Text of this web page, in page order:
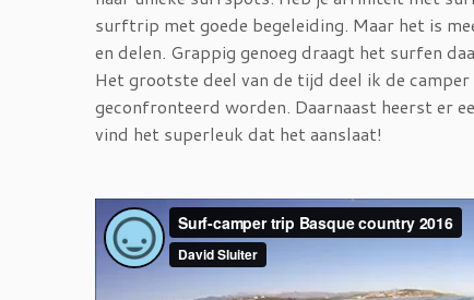
surftrip met goede begeleiding. Maar het is
en delen. Grappig genoeg draagt het surfen
Het grootste deel van de tijd deel ik de
geconfronteerd worden. Daarnaast heerst er
vind het superleuk dat het aanslaat!